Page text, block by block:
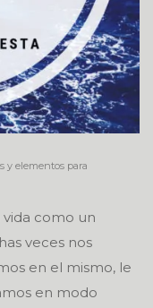
y elementos para
como un
veces nos
en el mismo, le
en modo